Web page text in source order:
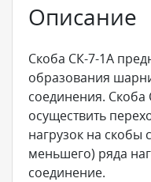
Описание
Скоба СК-7-1А
образования
соединения.
осуществить
нагрузок на скобы
меньшего) ряда
соединение.